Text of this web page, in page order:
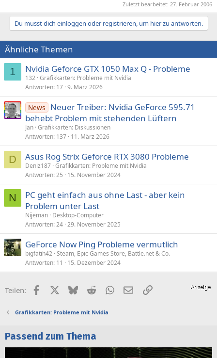
Zuletzt bearbeitet: 27. Februar 2006
Du musst dich einloggen oder registrieren, um hier zu antworten.
Ähnliche Themen
1 Nvidia Geforce GTX 1050 Max Q - Probleme
132 Grafikkarten: Probleme mit Nvidia
Antworten 17 9. März 2026
News
Neuer Treiber: Nvidia GeForce 595.71
behebt Problem mit stehenden Lüftern
Jan Grafikkarten: Diskussionen
Antworten 137 11. März 2026
D Asus Rog Strix Geforce RTX 3080 Probleme
Deniz187 Grafikkarten: Probleme mit Nvidia
Antworten 25 15. November 2024
N
PC geht einfach aus ohne Last - aber kein
Problem unter Last
Nijeman Desktop-Computer
Antworten 24 29. November 2025
GeForce Now Ping Probleme vermutlich
bigfatih42 Steam, Epic Games Store, Battle.net & Co.
Antworten 11 15. Dezember 2024
Teilen: FacebookX (Twitter)
BlueskyRedditWhatsApp
E-MailLink
Grafikkarten: Probleme mit Nvidia
Passend zum Thema